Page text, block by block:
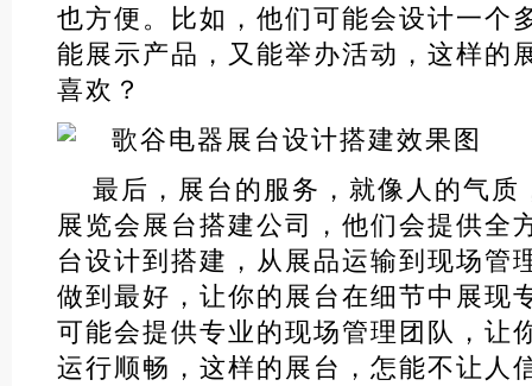
也方便。比如，他们可能会设计一个
能展示产品，又能举办活动，这样的
喜欢？
最后，展台的服务，就像人的气质
展览会展台搭建公司，他们会提供全
台设计到搭建，从展品运输到现场管
做到最好，让你的展台在细节中展现
可能会提供专业的现场管理团队，让
运行顺畅，这样的展台，怎能不让人